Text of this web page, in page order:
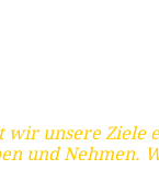
wir unsere Ziele
und